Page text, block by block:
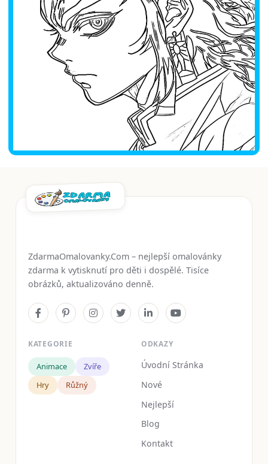
ZdarmaOmalovanky.Com – nejlepší omalovánky
zdarma k vytisknutí pro děti i dospělé. Tisíce
obrázků, aktualizováno denně.
KATEGORIE
Animace
Zvíře
Hry
Růžný
ODKAZY
Úvodní Stránka
Nové
Nejlepší
Blog
Kontakt